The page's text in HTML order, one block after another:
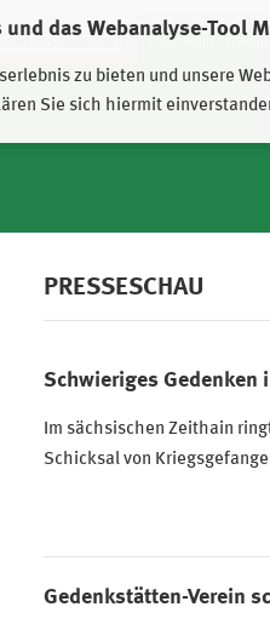
und das Webanalyse-Tool
zu bieten und unsere
Sie sich hiermit
EHRENHAIN ZEITHAIN
PRESSESCHAU
Schwieriges Gedenken
Im sächsischen Zeithain
Schicksal von
Gedenkstätten-Verein